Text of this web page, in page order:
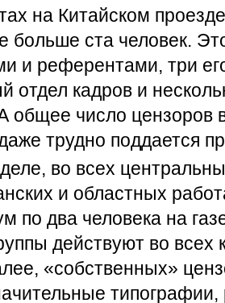
на Китайском
больше ста человек.
и референтами, три
отдел кадров и
общее число цензоров
трудно поддается
во всех
и областных
по два человека на
действуют во всех
«собственных»
типографии,